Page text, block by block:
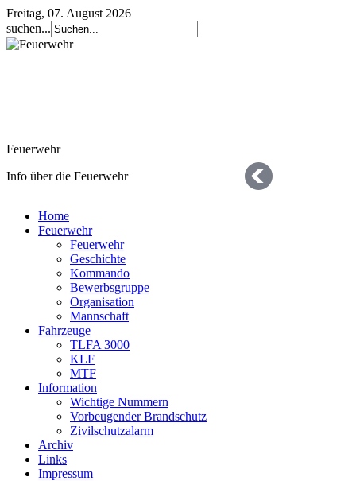
Freitag, 07. August 2026
suchen...
Feuerwehr
Info über die Feuerwehr
Geschichte
die letzten 125 Jahre
Home
Feuerwehr
Feuerwehr
Geschichte
Kommando
Bewerbsgruppe
Organisation
Mannschaft
Fahrzeuge
TLFA 3000
KLF
MTF
Information
Wichtige Nummern
Vorbeugender Brandschutz
Zivilschutzalarm
Archiv
Links
Impressum